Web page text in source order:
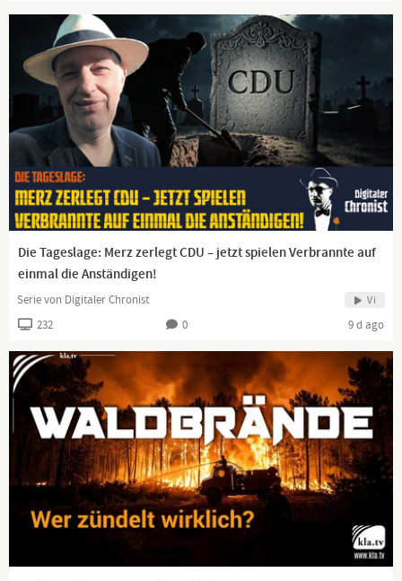
Die Tageslage: Merz zerlegt CDU – jetzt spielen Verbrannte auf
einmal die Anständigen!
Serie von Digitaler Chronist Vi
232 0 9 d ago